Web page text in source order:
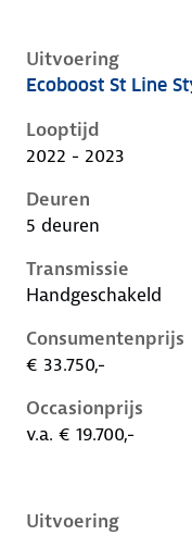
Uitvoering
Ford Focus iv-1e-
Ecoboost St Line
Looptijd
2022 - 2023
Deuren
5 deuren
Transmissie
Handgeschakeld
Consumentenprijs
€ 33.750,-
Occasionprijs
v.a. € 19.700,-
Uitvoering